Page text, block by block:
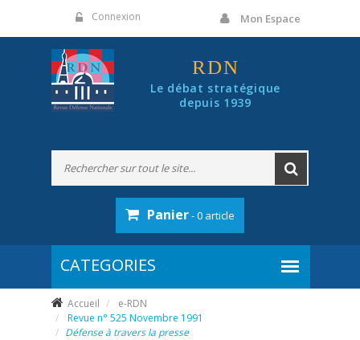
Connexion Mon Espace
RDN
Le débat stratégique
depuis 1939
Panier- 0 article
Accueil
e-RDN
Revue n° 525 Novembre 1991
Défense à travers la presse